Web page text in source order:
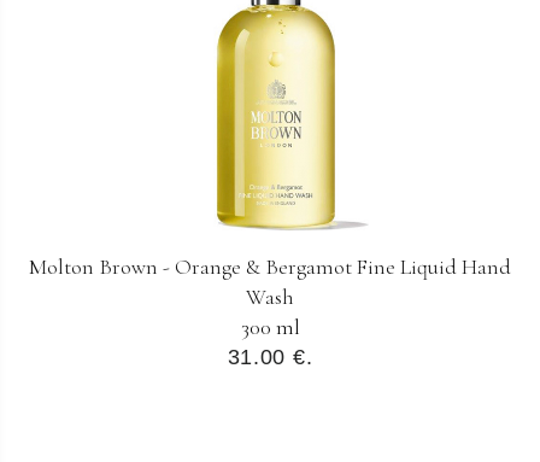
Molton Brown - Orange & Bergamot Fine Liquid Hand
Wash
300 ml
31.00 €.